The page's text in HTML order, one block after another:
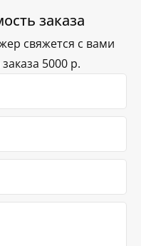
заказа
свяжется с вами
5000 р.